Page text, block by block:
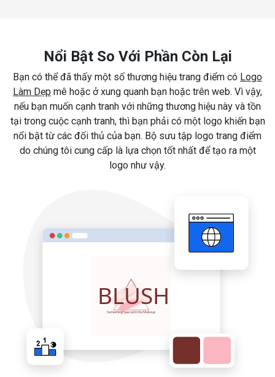
Nổi Bật So Với Phần Còn Lại
Bạn có thể đã thấy một số thương hiệu trang điểm có Logo
Làm Dẹp mê hoặc ở xung quanh bạn hoặc trên web. Vì vậy,
nếu bạn muốn cạnh tranh với những thương hiệu này và tồn
tại trong cuộc cạnh tranh, thì bạn phải có một logo khiến bạn
nổi bật từ các đối thủ của bạn. Bộ sưu tập logo trang điểm
do chúng tôi cung cấp là lựa chọn tốt nhất để tạo ra một
logo như vậy.